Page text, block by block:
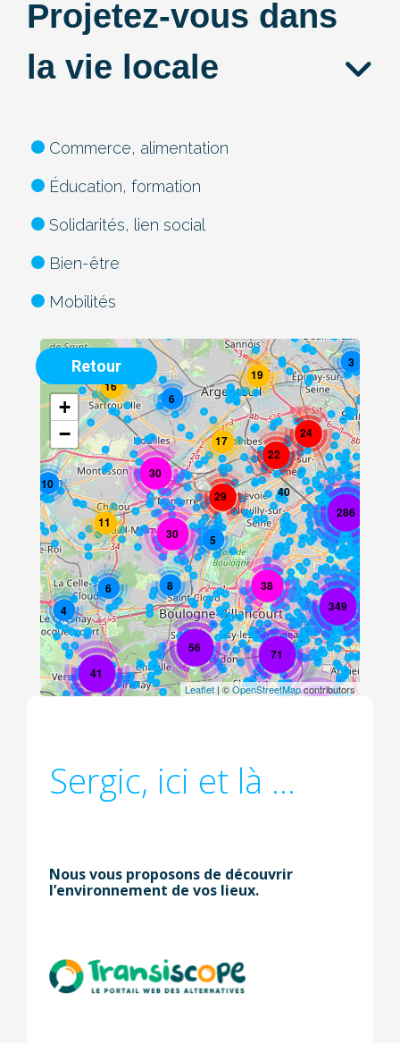
Projetez-vous dans
la vie locale
Commerce, alimentation
Éducation, formation
Solidarités, lien social
Bien-être
Mobilités
4
3
10
16
6
17
19
5
30
29
40
6
11
24
38
56
22
30
8
71
349
286
41
+
−
Leaflet | ©OpenStreetMapcontributors
Retour
Sergic, ici et là ...
Nous vous proposons de découvrir
l’environnement de vos lieux.